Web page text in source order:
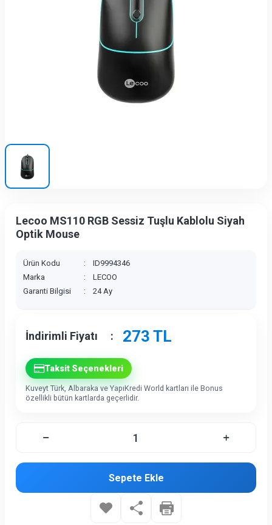
Lecoo MS110 RGB Sessiz Tuşlu Kablolu Siyah
Optik Mouse
Ürün Kodu :
ID9994346
Marka
:
LECOO
Garanti Bilgisi
: 24 Ay
İndirimli Fiyatı : 273 TL
Taksit Seçenekleri
Kuveyt Türk, Albaraka ve YapıKredi World kartları ile Bonus
özellikli bütün kartlarda geçerlidir.
Sepete Ekle